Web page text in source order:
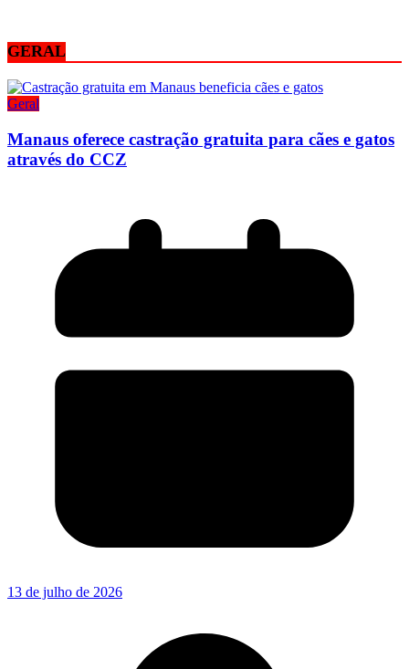
GERAL
Geral
Manaus oferece castração gratuita para cães e gatos
através do CCZ
13 de julho de 2026